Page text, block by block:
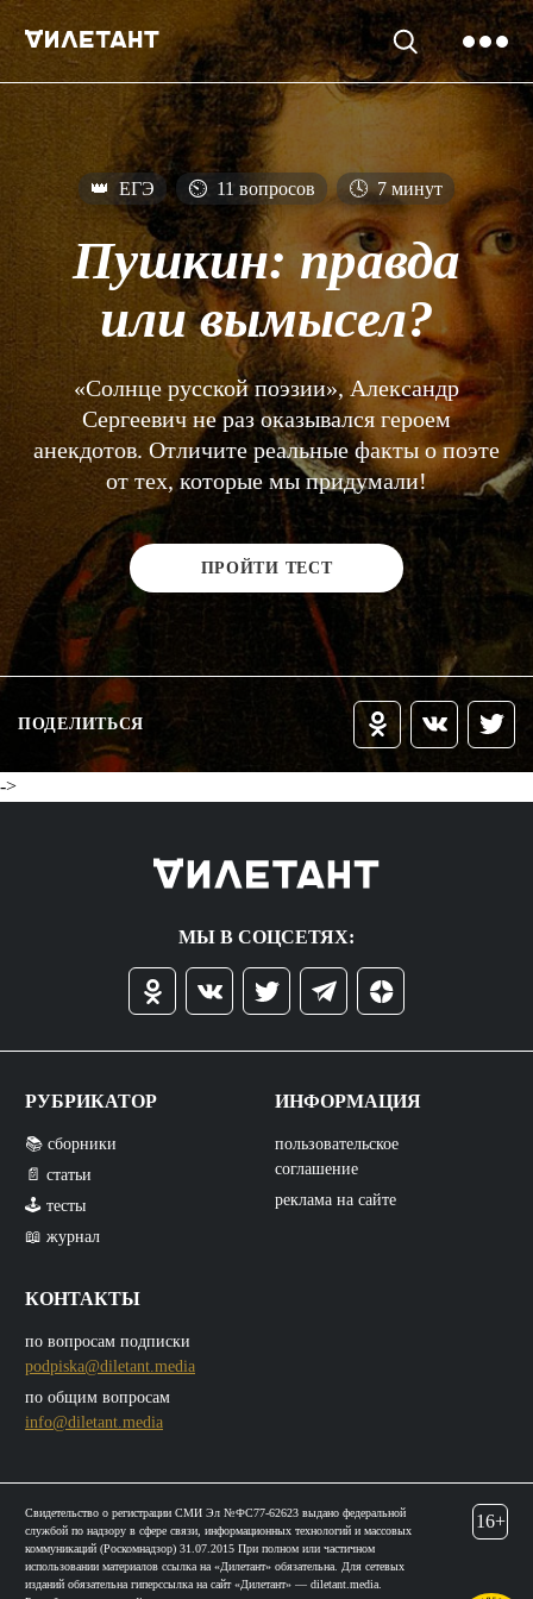
👑 ЕГЭ ⏲ 11 вопросов 🕓 7 минут
Пушкин: правда
или вымысел?
«Солнце русской поэзии», Александр
Сергеевич не раз оказывался героем
анекдотов. Отличите реальные факты о поэте
от тех, которые мы придумали!
ПРОЙТИ ТЕСТ
ПОДЕЛИТЬСЯ
->
МЫ В СОЦСЕТЯХ:
РУБРИКАТОР
📚 сборники
📄 статьи
🕹️ тесты
📖 журнал
КОНТАКТЫ
по вопросам подписки
podpiska@diletant.media
по общим вопросам
info@diletant.media
ИНФОРМАЦИЯ
пользовательское
соглашение
реклама на сайте
Свидетельство о регистрации СМИ Эл №ФС77-62623 выдано федеральной
службой по надзору в сфере связи, информационных технологий и массовых
коммуникаций (Роскомнадзор) 31.07.2015 При полном или частичном
использовании материалов ссылка на «Дилетант» обязательна. Для сетевых
изданий обязательна гиперссылка на сайт «Дилетант» — diletant.media.
16+